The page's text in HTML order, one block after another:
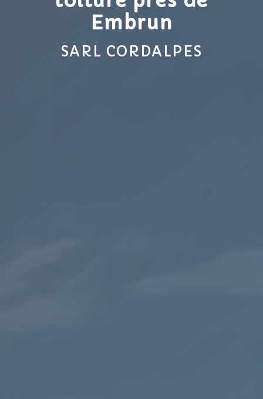
Embrun
SARL CORDALPES